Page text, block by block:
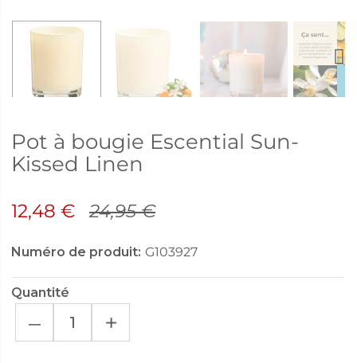
Next
Pot à bougie Escential Sun-
Kissed Linen
12,48 € 24,95 €
Numéro de produit: G103927
Quantité
– +